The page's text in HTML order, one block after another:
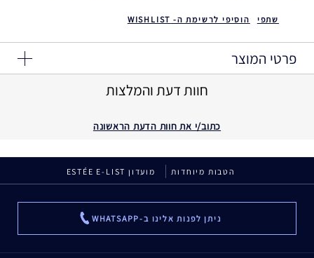
שתפי הוסיפי לרשימת ה- WISHLIST
פרטי המוצר
חוות דעת והמלצות
כתוב/י את חוות הדעת הראשונה
הטבות מיוחדות מועדון ESTÉE E-LIST
ניתן לפנות אלינו ב-WHATSAPP ...